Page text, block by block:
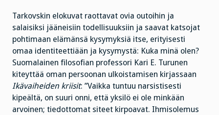
Tarkovskin elokuvat raottavat ovia outoihin ja
salaisiksi jääneisiin todellisuuksiin ja saavat katsojat
pohtimaan elämänsä kysymyksiä itse, erityisesti
omaa identiteettiään ja kysymystä: Kuka minä olen?
Suomalainen filosofian professori Kari E. Turunen
kiteyttää oman persoonan ulkoistamisen kirjassaan
Ikävaiheiden kriisit: ”Vaikka tuntuu narsistisesti
kipeältä, on suuri onni, että yksilö ei ole minkään
arvoinen; tiedottomat siteet kirpoavat. Ihmisolemus